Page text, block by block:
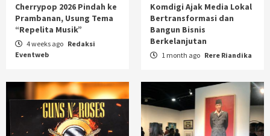
Cherrypop 2026 Pindah ke
Prambanan, Usung Tema
“Repelita Musik”
4 weeks ago Redaksi
Eventweb
Komdigi Ajak Media Lokal
Bertransformasi dan
Bangun Bisnis
Berkelanjutan
1 month ago Rere Riandika